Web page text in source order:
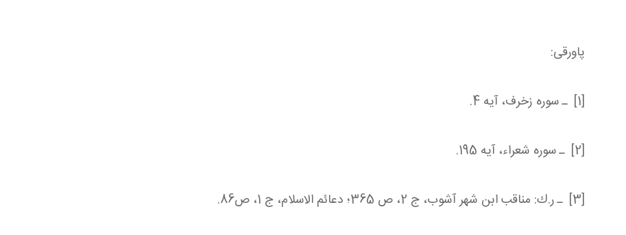
پاورقی:
[1] ـ سوره زخرف، آیه 4.
[2] ـ سوره شعراء، آیه 195.
[3] ـ ر.ك: مناقب ابن شهر آشوب، ج 2، ص 365؛ دعائم الاسلام، ج 1، ص86.